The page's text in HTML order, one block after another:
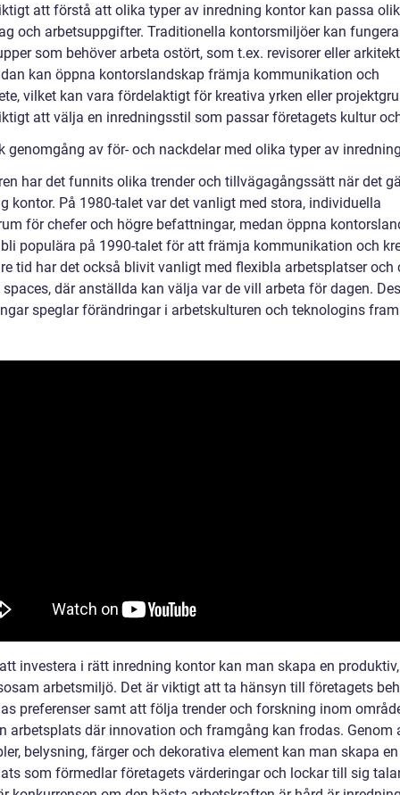
att förstå att olika typer av inredning kontor kan passa
och arbetsuppgifter. Traditionella kontorsmiljöer kan
som behöver arbeta ostört, som t.ex. revisorer eller
kan öppna kontorslandskap främja kommunikation och
vilket kan vara fördelaktigt för kreativa yrken eller
att välja en inredningsstil som passar företagets kultur
genomgång av för- och nackdelar med olika typer av
har det funnits olika trender och tillvägagångssätt när det
kontor. På 1980-talet var det vanligt med stora, individuella
för chefer och högre befattningar, medan öppna
populära på 1990-talet för att främja kommunikation och
tid har det också blivit vanligt med flexibla arbetsplatser och
där anställda kan välja var de vill arbeta för dagen.
speglar förändringar i arbetskulturen och teknologins
investera i rätt inredning kontor kan man skapa en
arbetsmiljö. Det är viktigt att ta hänsyn till företagets
preferenser samt att följa trender och forskning inom
arbetsplats där innovation och framgång kan frodas. Genom
belysning, färger och dekorativa element kan man skapa en
som förmedlar företagets värderingar och lockar till sig